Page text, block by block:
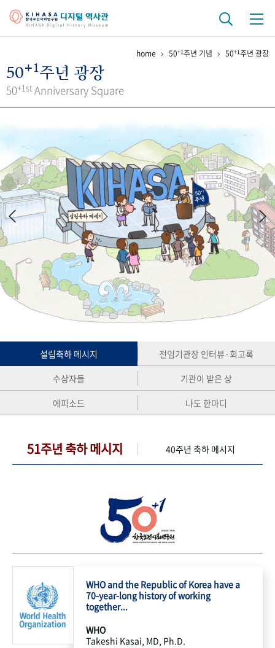
걸어온 길 기관 변천사
키워드로 보는 연구 역사
연구자들
간행물 변천사
기록물 아카이브
사진 아카이브 문서 기록물 행정박물 영상 기록물
50+1 주년 기념
성과 50선 숫자로 보는 50년 50
주년 광장
세계와 함께 한 KIHASA
VR 역사관
home 50+1주년 기념 50+1주년 광장
50+1주년 광장
50+1st Anniversary Square
설립축하 메시지
전임기관장 인터뷰·회고록
수상자들
기관이 받은 상
에피소드
나도 한마디
51주년 축하 메시지 40주년 축하 메시지
WHO and the Republic of Korea have a
70-year-long history of working
together...
WHO
Takeshi Kasai, MD, Ph.D.